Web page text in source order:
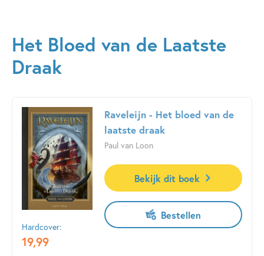
Het Bloed van de Laatste
Draak
Hardcover:
19,99
Raveleijn - Het bloed van de
laatste draak
Paul van Loon
Bekijk dit boek
Bestellen